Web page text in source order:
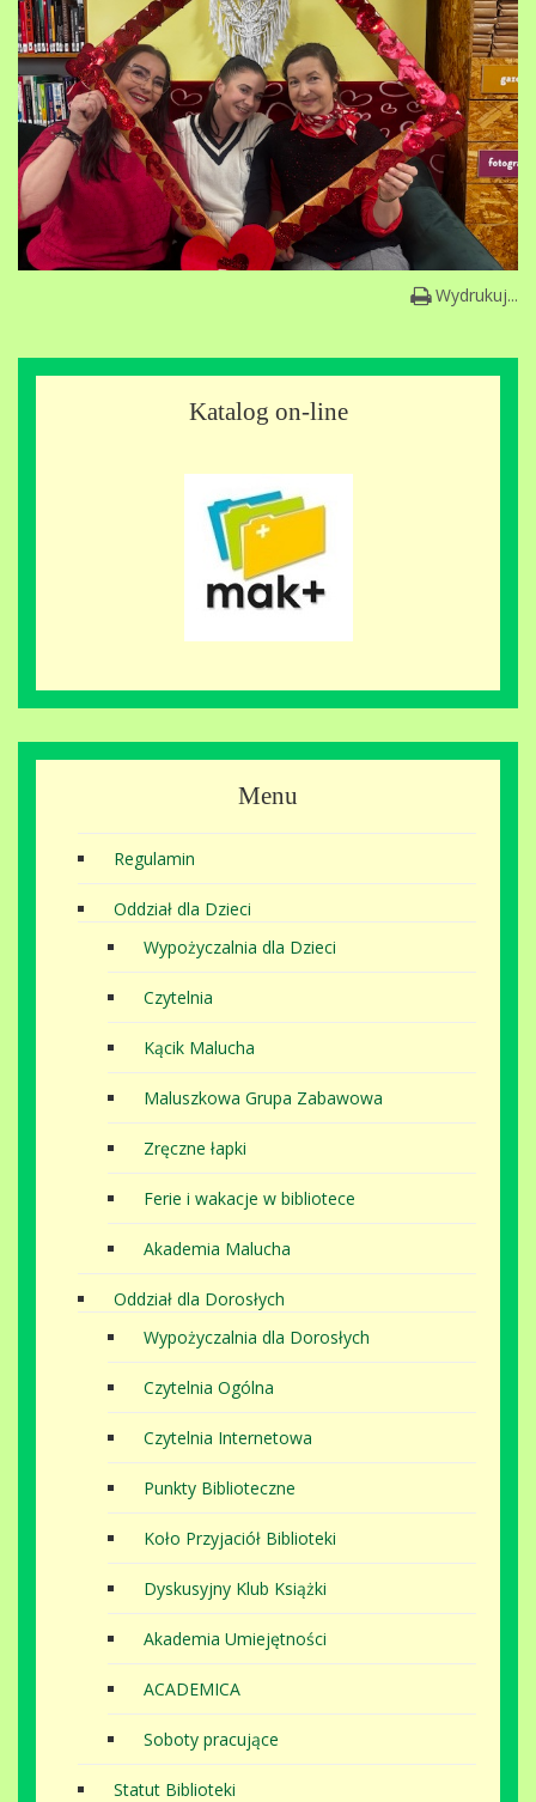
Wydrukuj...
Katalog on-line
Menu
Regulamin
Oddział dla Dzieci
Wypożyczalnia dla Dzieci
Czytelnia
Kącik Malucha
Maluszkowa Grupa Zabawowa
Zręczne łapki
Ferie i wakacje w bibliotece
Akademia Malucha
Oddział dla Dorosłych
Wypożyczalnia dla Dorosłych
Czytelnia Ogólna
Czytelnia Internetowa
Punkty Biblioteczne
Koło Przyjaciół Biblioteki
Dyskusyjny Klub Książki
Akademia Umiejętności
ACADEMICA
Soboty pracujące
Statut Biblioteki